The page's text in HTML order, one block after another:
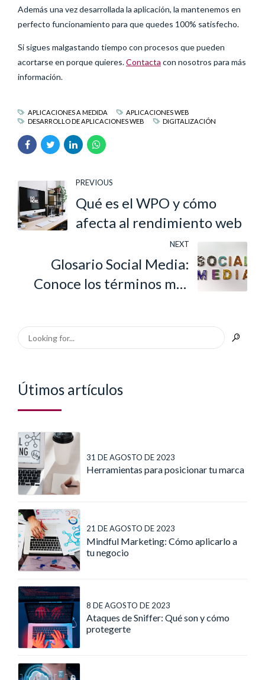
Además una vez desarrollada la aplicación, la mantenemos en
perfecto funcionamiento para que quedes 100% satisfecho.
Si sigues malgastando tiempo con procesos que pueden
acortarse en porque quieres.Contacta con nosotros para más
información.
APLICACIONES A MEDIDA
APLICACIONES WEB
DESARROLLO DE APLICACIONES WEB
DIGITALIZACIÓN
PREVIOUS
Qué es el WPO y cómo
afecta al rendimiento web
NEXT
Glosario Social Media:
Conoce los términos más
Útimos artículos
31 DE AGOSTO DE 2023
Herramientas para posicionar tu marca
21 DE AGOSTO DE 2023
Mindful Marketing: Cómo aplicarlo a
tu negocio
8 DE AGOSTO DE 2023
Ataques de Sniffer: Qué son y cómo
protegerte